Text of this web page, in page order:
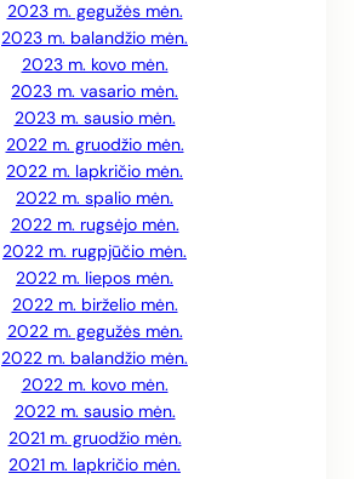
2023 m. gegužės mėn.
2023 m. balandžio mėn.
2023 m. kovo mėn.
2023 m. vasario mėn.
2023 m. sausio mėn.
2022 m. gruodžio mėn.
2022 m. lapkričio mėn.
2022 m. spalio mėn.
2022 m. rugsėjo mėn.
2022 m. rugpjūčio mėn.
2022 m. liepos mėn.
2022 m. birželio mėn.
2022 m. gegužės mėn.
2022 m. balandžio mėn.
2022 m. kovo mėn.
2022 m. sausio mėn.
2021 m. gruodžio mėn.
2021 m. lapkričio mėn.